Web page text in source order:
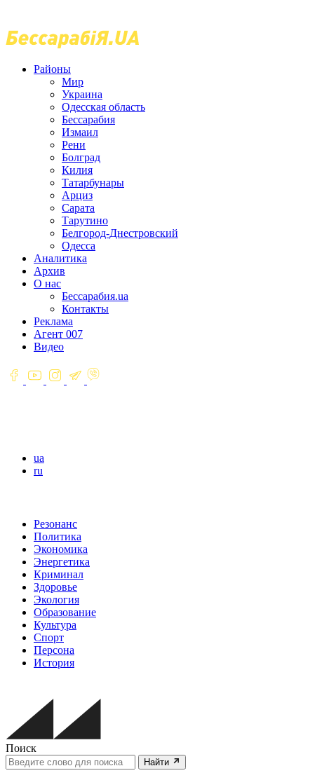
Районы
Мир
Украина
Одесская область
Бессарабия
Измаил
Рени
Болград
Килия
Татарбунары
Арциз
Сарата
Тарутино
Белгород-Днестровский
Одесса
Аналитика
Архив
О нас
Бессарабия.ua
Контакты
Реклама
Агент 007
Видео
ua
ru
Резонанс
Политика
Экономика
Энергетика
Криминал
Здоровье
Экология
Образование
Культура
Спорт
Персона
История
Поиск
Найти